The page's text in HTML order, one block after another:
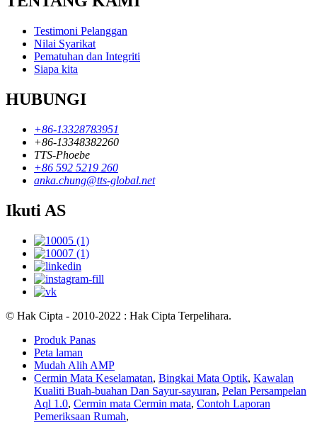
Testimoni Pelanggan
Nilai Syarikat
Pematuhan dan Integriti
Siapa kita
HUBUNGI
+86-13328783951
+86-13348382260
TTS-Phoebe
+86 592 5219 260
anka.chung@tts-global.net
Ikuti AS
© Hak Cipta - 2010-2022 : Hak Cipta Terpelihara.
Produk Panas
Peta laman
Mudah Alih AMP
Cermin Mata Keselamatan, Bingkai Mata Optik, Kawalan
Kualiti Buah-buahan Dan Sayur-sayuran, Pelan Persampelan
Aql 1.0, Cermin mata Cermin mata, Contoh Laporan
Pemeriksaan Rumah,